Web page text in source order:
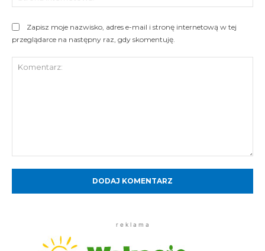
Zapisz moje nazwisko, adres e-mail i stronę internetową w tej
przeglądarce na następny raz, gdy skomentuję.
r e k l a m a